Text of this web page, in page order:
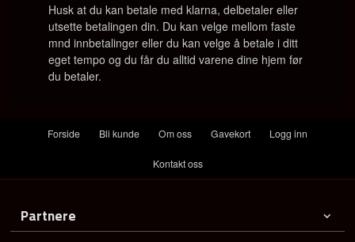
Husk at du kan betale med klarna, delbetaler eller
utsette betalingen din. Du kan velge mellom faste
mnd innbetalinger eller du kan velge å betale i ditt
eget tempo og du får du alltid varene dine hjem før
du betaler.
Forside Bli kunde Om oss Gavekort Logg inn
Kontakt oss
Partnere